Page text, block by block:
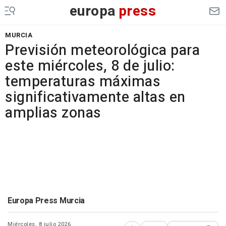
europa press
MURCIA
Previsión meteorológica para
este miércoles, 8 de julio:
temperaturas máximas
significativamente altas en
amplias zonas
Europa Press Murcia
Miércoles, 8 julio 2026